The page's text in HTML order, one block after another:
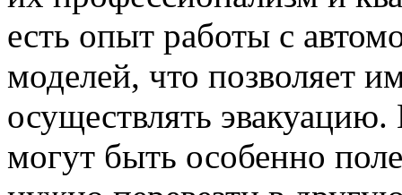
есть опыт работы с
моделей, что позволяет
осуществлять
могут быть особенно